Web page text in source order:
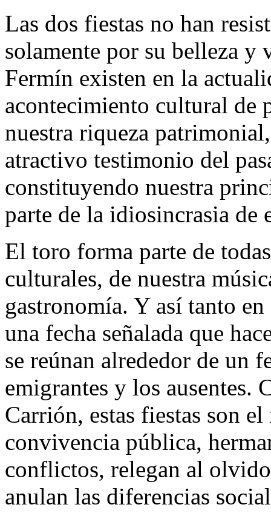
Las dos fiestas no han
solamente por su belleza
Fermín existen en la
acontecimiento cultural de
nuestra riqueza
atractivo testimonio del
constituyendo nuestra
parte de la idiosincrasia de
El toro forma parte de
culturales, de nuestra
gastronomía. Y así tanto
una fecha señalada que
se reúnan alrededor de un
emigrantes y los ausentes.
Carrión, estas fiestas son
convivencia pública,
conflictos, relegan al
anulan las diferencias